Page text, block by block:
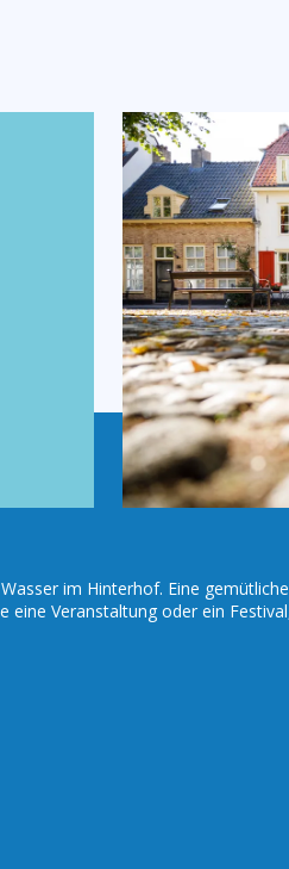
im Hinterhof. Eine
Veranstaltung oder ein